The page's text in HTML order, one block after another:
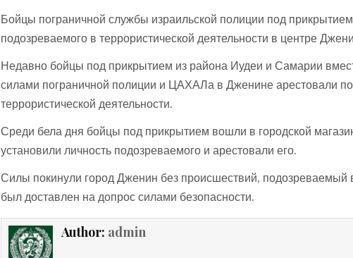
Бойцы пограничной службы израильской полиции под
подозреваемого в террористической деятельности в центре
Недавно бойцы под прикрытием из района Иудеи и Самарии
силами пограничной полиции и ЦАХАЛа в Дженине арестовали
террористической деятельности.
Среди бела дня бойцы под прикрытием вошли в городской
установили личность подозреваемого и арестовали его.
Силы покинули город Дженин без происшествий, подозреваемый
был доставлен на допрос силами безопасности.
Author: admin